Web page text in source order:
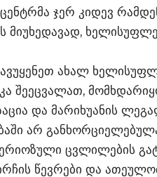
ჯერ კიდევ
ახალ
შეეცვალათ,
და მარიხუანის
არ
ცვლილების
წევრები და